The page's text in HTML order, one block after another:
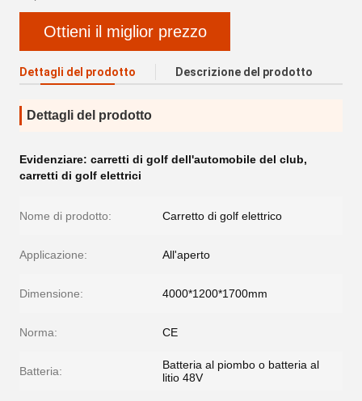
Ottieni il miglior prezzo
Dettagli del prodotto Descrizione del prodotto
Dettagli del prodotto
Evidenziare: carretti di golf dell'automobile del club,
carretti di golf elettrici
Nome di prodotto: Carretto di golf elettrico
Applicazione: All'aperto
Dimensione: 4000*1200*1700mm
Norma: CE
Batteria:
Batteria al piombo o batteria al
litio 48V